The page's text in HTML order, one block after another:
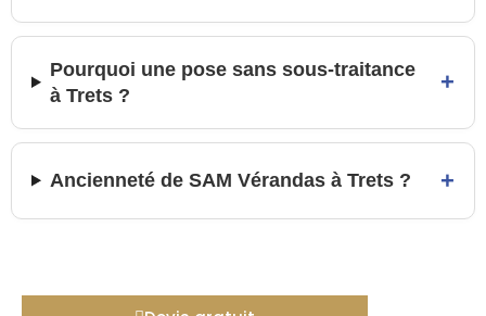
Pourquoi une pose sans sous-traitance
à Trets ?
+
Ancienneté de SAM Vérandas à Trets ? +